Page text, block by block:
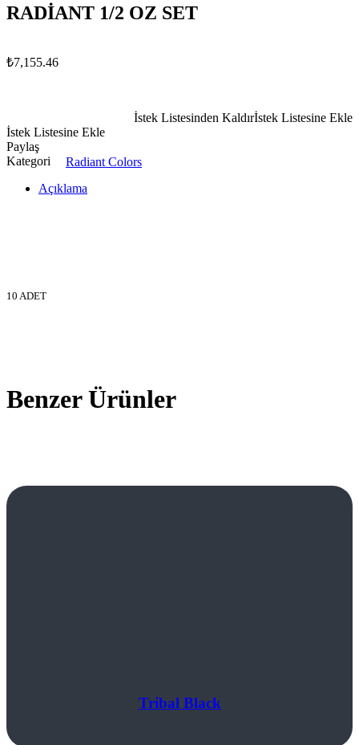
RADİANT 1/2 OZ SET
₺7,155.46
İstek Listesine Ekle
İstek Listesinden Kaldır
İstek Listesine Ekle
Paylaş
Kategori
Radiant Colors
Açıklama
10 ADET
Benzer Ürünler
Tribal Black